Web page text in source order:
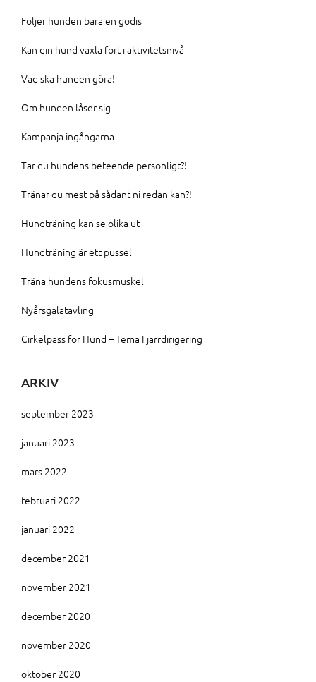
Följer hunden bara en godis
Kan din hund växla fort i aktivitetsnivå
Vad ska hunden göra!
Om hunden låser sig
Kampanja ingångarna
Tar du hundens beteende personligt?!
Tränar du mest på sådant ni redan kan?!
Hundträning kan se olika ut
Hundträning är ett pussel
Träna hundens fokusmuskel
Nyårsgalatävling
Cirkelpass för Hund – Tema Fjärrdirigering
ARKIV
september 2023
januari 2023
mars 2022
februari 2022
januari 2022
december 2021
november 2021
december 2020
november 2020
oktober 2020